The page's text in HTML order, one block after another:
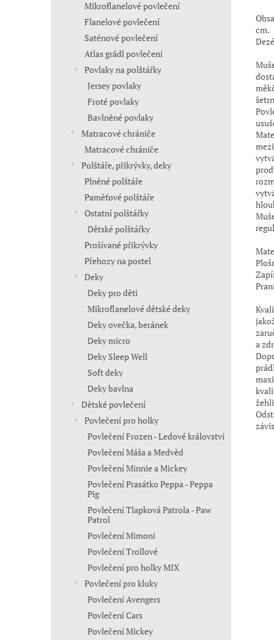
Mikroflanelové povlečení
Flanelové povlečení
Saténové povlečení
Atlas grádl povlečení
Povlaky na polštářky
Jersey povlaky
Froté povlaky
Bavlněné povlaky
Matracové chrániče
Matracové chrániče
Polštáře, přikrývky, deky
Plněné polštáře
Paměťové polštáře
Ostatní polštářky
Dětské polštářky
Prošívané přikrývky
Přehozy na postel
Deky
Deky pro děti
Mikroflanelové dětské deky
Deky ovečka, beránek
Deky micro
Deky Sleep Well
Soft deky
Deky bavlna
Dětské povlečení
Povlečení pro holky
Povlečení Frozen - Ledové království
Povlečení Máša a Medvěd
Povlečení Minnie a Mickey
Povlečení Prasátko Peppa - Peppa
Pig
Povlečení Tlapková Patrola - Paw
Patrol
Povlečení Mimoni
Povlečení Trollové
Povlečení pro holky MIX
Povlečení pro kluky
Povlečení Avengers
Povlečení Cars
Povlečení Mickey
cm.
a